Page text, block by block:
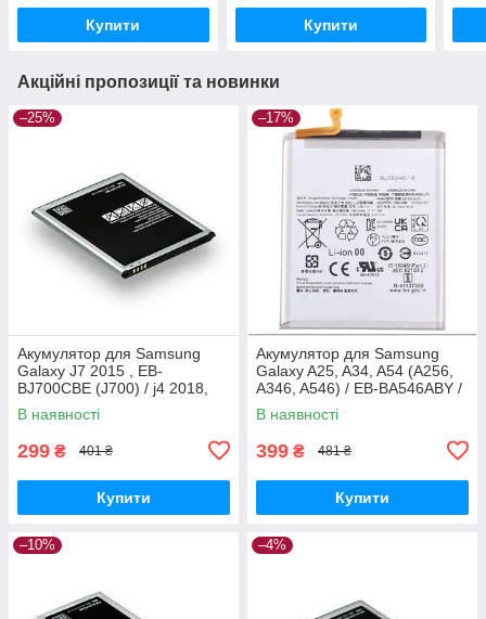
Купити Купити
Акційні пропозиції та новинки
–25%
Акумулятор для Samsung
Galaxy J7 2015 , EB-
BJ700CBE (J700) / j4 2018,
3000 mAh Original PRC
В наявності
299 ₴ 401 ₴
Купити
–17%
Акумулятор для Samsung
Galaxy A25, A34, A54 (A256,
A346, A546) / EB-BA546ABY /
EB-BA256ABS, 5000 mAh
Original PRC
В наявності
399 ₴ 481 ₴
Купити
–10% –4%